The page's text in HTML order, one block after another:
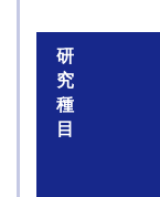
研
究
種
目